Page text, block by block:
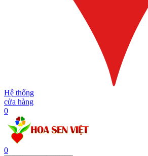
Hệ thống
cửa hàng
0
0